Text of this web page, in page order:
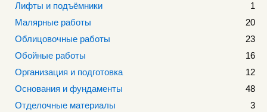
Лифты и подъёмники
1
Малярные работы
20
Облицовочные работы
23
Обойные работы
16
Организация и подготовка
12
Основания и фундаменты
48
Отделочные материалы
3